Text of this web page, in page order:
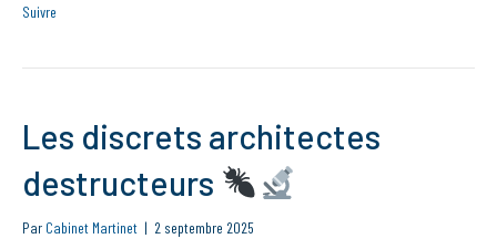
Suivre
Les discrets architectes
destructeurs
Par Cabinet Martinet | 2 septembre 2025